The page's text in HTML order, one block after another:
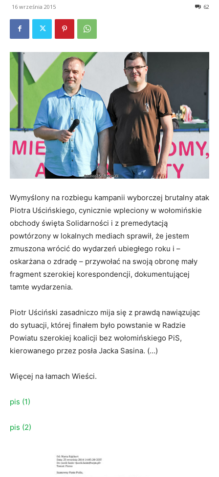
16 września 2015 62
Wymyślony na rozbiegu kampanii wyborczej brutalny atak
Piotra Uścińskiego, cynicznie wpleciony w wołomińskie
obchody święta Solidarności i z premedytacją
powtórzony w lokalnych mediach sprawił, że jestem
zmuszona wrócić do wydarzeń ubiegłego roku i –
oskarżana o zdradę – przywołać na swoją obronę mały
fragment szerokiej korespondencji, dokumentującej
tamte wydarzenia.
Piotr Uściński zasadniczo mija się z prawdą nawiązując
do sytuacji, której finałem było powstanie w Radzie
Powiatu szerokiej koalicji bez wołomińskiego PiS,
kierowanego przez posła Jacka Sasina. (…)
Więcej na łamach Wieści.
pis (1)
pis (2)